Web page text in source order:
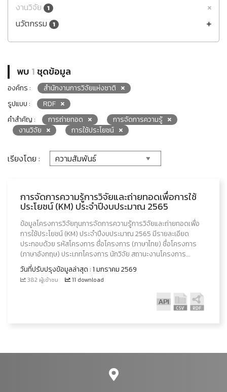
งานวิจัย 1
นวัตกรรม 1
พบ 1ชุดข้อมูล
องค์กร :
สำนักงานการวิจัยแห่งชาติ
รูปแบบ :
RDF
คำสำคัญ :
การถ่ายทอด
การจัดการความรู้
งานวิจัย
การใช้ประโยชน์
เรียงโดย :
การจัดการความรู้การวิจัยและถ่ายทอดเพื่อการใช้
ประโยชน์ (KM) ประจำปีงบประมาณ 2565
ข้อมูลโครงการวิจัยทุนการจัดการความรู้การวิจัยและถ่ายทอดเพื่อ
การใช้ประโยชน์ (KM) ประจำปีงบประมาณ 2565 มีรายละเอียด
ประกอบด้วย รหัสโครงการ ชื่อโครงการ (ภาษาไทย) ชื่อโครงการ
(ภาษาอังกฤษ) ประเภทโครงการ นักวิจัย สถานะงานโครงการ...
วันที่ปรับปรุงข้อมูลล่าสุด : 1 มกราคม 2569
382 ผู้เข้าชม 11 download